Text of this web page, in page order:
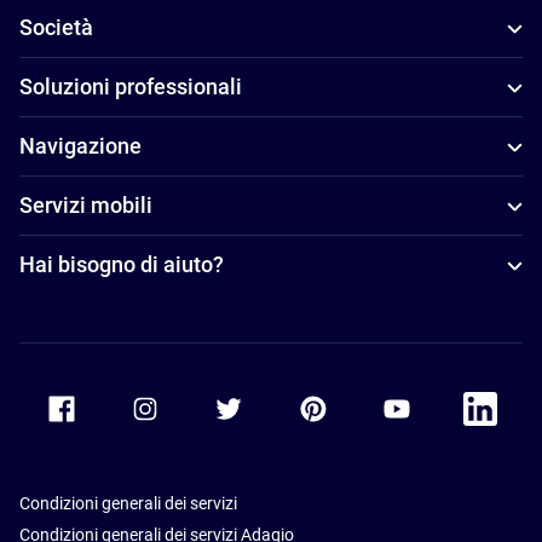
Società
Soluzioni professionali
Navigazione
Servizi mobili
Hai bisogno di aiuto?
Accor Youtube
Accor
Condizioni generali dei servizi
Condizioni generali dei servizi Adagio